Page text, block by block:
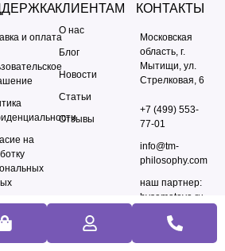
и оплата
на
КЛИЕНТАМ
О нас
Блог
Новости
Статьи
Отзывы
КОНТАКТЫ
Московская
область, г.
Мытищи, ул.
Стрелковая, 6
+7 (499) 553-
77-01
info@tm-
philosophy.com
наш партнер:
bysamatova.ru